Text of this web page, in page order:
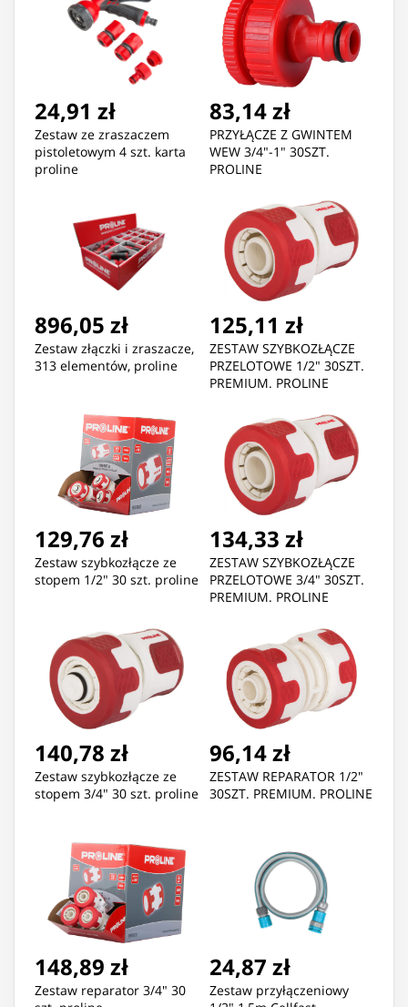
24,91 zł
Zestaw ze zraszaczem
pistoletowym 4 szt. karta
proline
83,14 zł
PRZYŁĄCZE Z GWINTEM
WEW 3/4"-1" 30SZT.
PROLINE
896,05 zł
Zestaw złączki i zraszacze,
313 elementów, proline
125,11 zł
ZESTAW SZYBKOZŁĄCZE
PRZELOTOWE 1/2" 30SZT.
PREMIUM. PROLINE
129,76 zł
Zestaw szybkozłącze ze
stopem 1/2" 30 szt. proline
134,33 zł
ZESTAW SZYBKOZŁĄCZE
PRZELOTOWE 3/4" 30SZT.
PREMIUM. PROLINE
140,78 zł
Zestaw szybkozłącze ze
stopem 3/4" 30 szt. proline
96,14 zł
ZESTAW REPARATOR 1/2"
30SZT. PREMIUM. PROLINE
148,89 zł
Zestaw reparator 3/4" 30
24,87 zł
Zestaw przyłączeniowy